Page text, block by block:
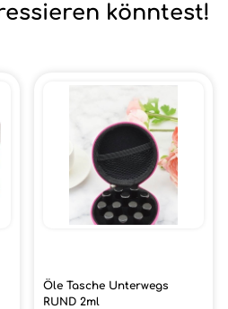
könntest!
Öle Tasche Unterwegs
RUND 2ml